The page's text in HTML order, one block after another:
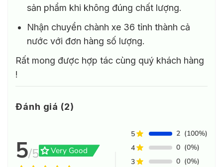
sản phẩm khi không đúng chất lượng.
Nhận chuyển chành xe 36 tỉnh thành cả
nước với đơn hàng số lượng.
Rất mong được hợp tác cùng quý khách hàng
!
Đánh giá (2)
5/5gradeVery Good
5 2 (100%)
4
0 (0%)
3
0 (0%)